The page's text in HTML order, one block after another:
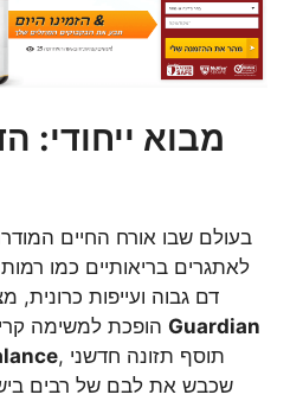
מבוא ייחודי:
בעולם שבו אורח החיים
לאתגרים בריאותיים כמו
דם גבוה ועייפות כרונית,
Guardian
, תוסף תזונה חדשני
שכבש את לבם של רבים